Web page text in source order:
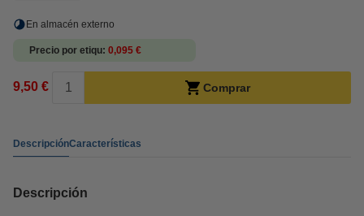
En almacén externo
Precio por etiqu 0,095 €
9,50 € Comprar
DescripciónCaracterísticas
Descripción